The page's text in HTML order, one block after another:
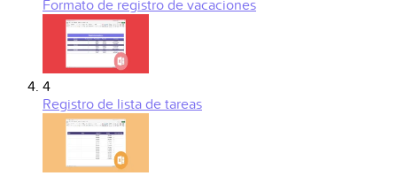
Formato de registro de vacaciones
4
Registro de lista de tareas